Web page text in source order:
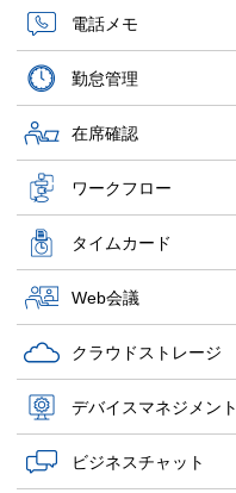
電話メモ
勤怠管理
在席確認
ワークフロー
タイムカード
Web会議
クラウドストレージ
デバイスマネジメント
ビジネスチャット